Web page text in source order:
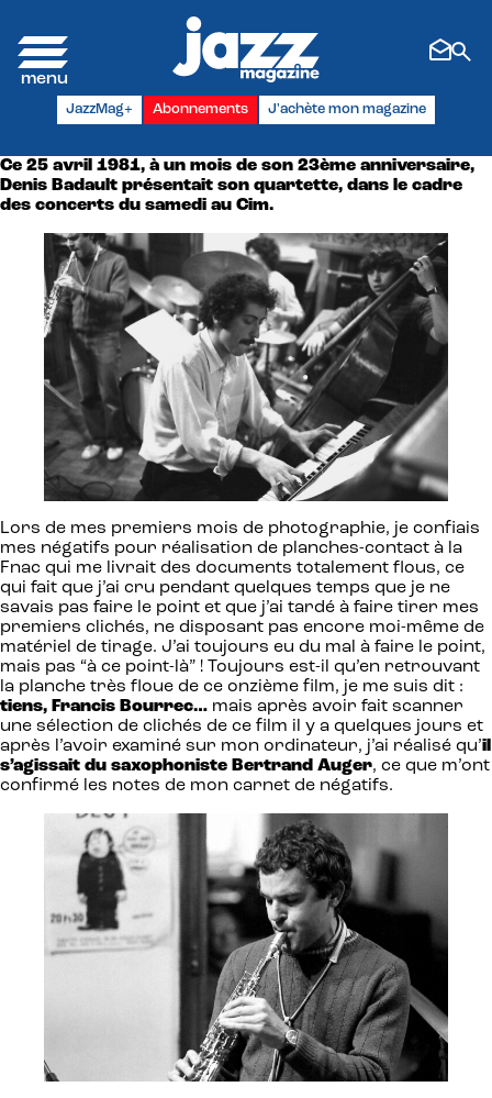
JazzMag+ Abonnements J'achète mon magazine
Ce 25 avril 1981, à un mois de son 23ème anniversaire,
Denis Badault présentait son quartette, dans le cadre
des concerts du samedi au Cim.
Lors de mes premiers mois de photographie, je confiais
mes négatifs pour réalisation de planches-contact à la
Fnac qui me livrait des documents totalement flous, ce
qui fait que j’ai cru pendant quelques temps que je ne
savais pas faire le point et que j’ai tardé à faire tirer mes
premiers clichés, ne disposant pas encore moi-même de
matériel de tirage. J’ai toujours eu du mal à faire le point,
mais pas “à ce point-là” ! Toujours est-il qu’en retrouvant
la planche très floue de ce onzième film, je me suis dit :
tiens, Francis Bourrec… mais après avoir fait scanner
une sélection de clichés de ce film il y a quelques jours et
après l’avoir examiné sur mon ordinateur, j’ai réalisé qu’il
s’agissait du saxophoniste Bertrand Auger, ce que m’ont
confirmé les notes de mon carnet de négatifs.